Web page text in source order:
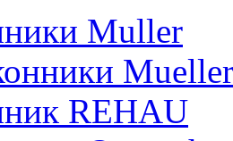
Muller
REHAU